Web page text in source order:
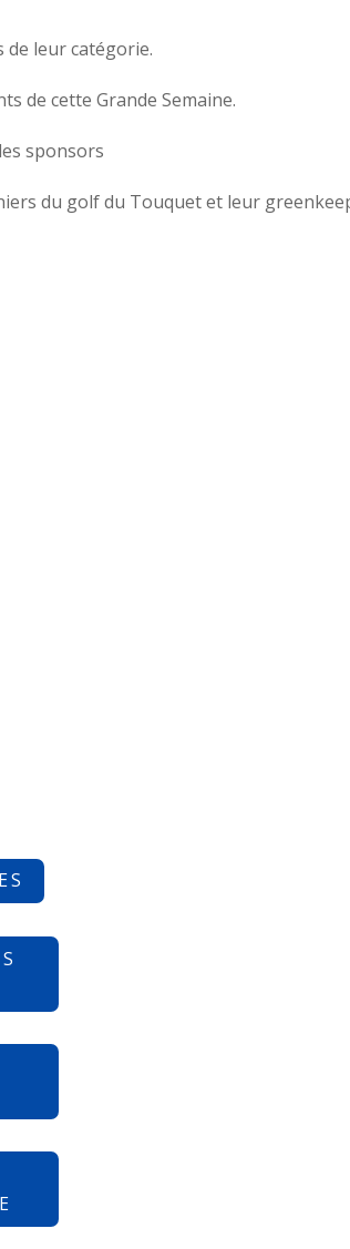
de leur catégorie.
de cette Grande Semaine.
sponsors
du golf du Touquet et leur